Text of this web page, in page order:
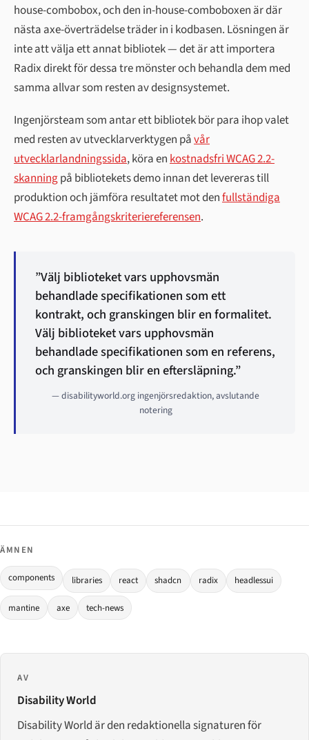
house-combobox, och den in-house-comboboxen är där
nästa axe-överträdelse träder in i kodbasen. Lösningen är
inte att välja ett annat bibliotek — det är att importera
Radix direkt för dessa tre mönster och behandla dem med
samma allvar som resten av designsystemet.
Ingenjörsteam som antar ett bibliotek bör para ihop valet
med resten av utvecklarverktygen påvår
utvecklarlandningssida, köra en kostnadsfri WCAG 2.2-
skanningpå bibliotekets demo innan det levereras till
produktion och jämföra resultatet mot denfullständiga
WCAG 2.2-framgångskriteriereferensen.
”Välj biblioteket vars upphovsmän
behandlade specifikationen som ett
kontrakt, och granskingen blir en formalitet.
Välj biblioteket vars upphovsmän
behandlade specifikationen som en referens,
och granskingen blir en eftersläpning.”
— disabilityworld.org ingenjörsredaktion, avslutande
notering
ÄMNEN
components libraries react shadcn radix headlessui
mantine axe tech-news
AV
Disability World
Disability World är den redaktionella signaturen för